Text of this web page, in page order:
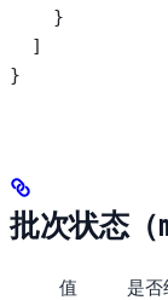
    }
  ]
}
批次状态（
值 是